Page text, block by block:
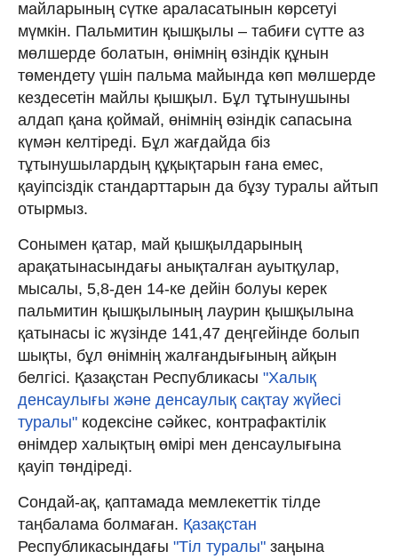
майларының сүтке араласатынын көрсетуі
мүмкін. Пальмитин қышқылы – табиғи сүтте аз
мөлшерде болатын, өнімнің өзіндік құнын
төмендету үшін пальма майында көп мөлшерде
кездесетін майлы қышқыл. Бұл тұтынушыны
алдап қана қоймай, өнімнің өзіндік сапасына
күмән келтіреді. Бұл жағдайда біз
тұтынушылардың құқықтарын ғана емес,
қауіпсіздік стандарттарын да бұзу туралы айтып
отырмыз.
Сонымен қатар, май қышқылдарының
арақатынасындағы анықталған ауытқулар,
мысалы, 5,8-ден 14-ке дейін болуы керек
пальмитин қышқылының лаурин қышқылына
қатынасы іс жүзінде 141,47 деңгейінде болып
шықты, бұл өнімнің жалғандығының айқын
белгісі. Қазақстан Республикасы "Халық
денсаулығы және денсаулық сақтау жүйесі
туралы" кодексіне сәйкес, контрафактілік
өнімдер халықтың өмірі мен денсаулығына
қауіп төндіреді.
Сондай-ақ, қаптамада мемлекеттік тілде
таңбалама болмаған. Қазақстан
Республикасындағы "Тіл туралы" заңына